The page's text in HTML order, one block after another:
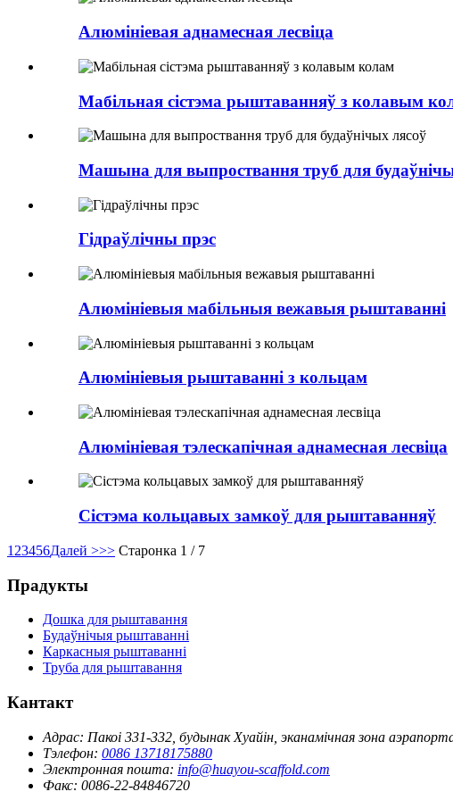
Алюмініевая аднамесная лесвіца
Мабільная сістэма рыштаванняў з колавым
Машына для выпроствання труб для
Гідраўлічны прэс
Алюмініевыя мабільныя вежавыя рыштаванні
Алюмініевыя рыштаванні з кольцам
Алюмініевая тэлескапічная аднамесная лесвіца
Сістэма кольцавых замкоў для рыштаванняў
1 23456Далей >>> Старонка 1 / 7
Прадукты
Дошка для рыштавання
Будаўнічыя рыштаванні
Каркасныя рыштаванні
Труба для рыштавання
Кантакт
Адрас: Пакоі 331-332, будынак Хуайін, эканамічная зона
Тэлефон: 0086 13718175880
Электронная пошта: info@huayou-scaffold.com
Факс: 0086-22-84846720